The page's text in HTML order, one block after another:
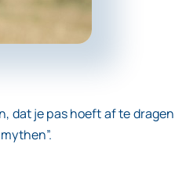
dat je pas hoeft af te